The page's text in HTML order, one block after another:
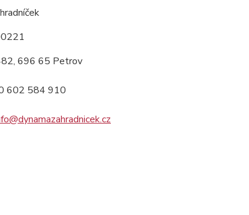
696 65 Petrov
602 584 910